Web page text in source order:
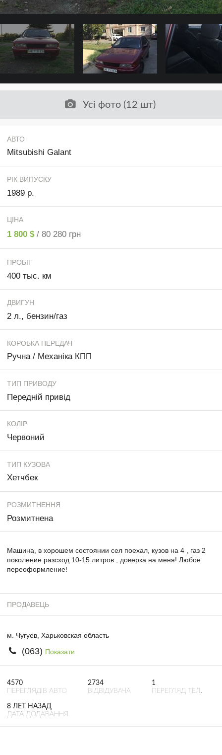
Усі фото (12 шт)
АВТО
Mitsubishi Galant
РІК ВИПУСКУ
1989 р.
ЦІНА
1 800 $ / 80 280 грн
ПРОБІГ
400 тыс. км
ДВИГУН
2 л., бензин/газ
КОРОБКА ПЕРЕДАЧ
Ручна / Механіка КПП
ТИП ПРИВОДУ
Передній привід
КОЛІР
Червоний
ТИП КУЗОВА
Хетчбек
РОЗМИТНЕННЯ
Розмитнена
Машина, в хорошем состоянии сел поехал, кузов на 4 , газ 2
поколение разсход 10-15 литров , доверка на меня! Любое
переоформление!
ПРОДАВЕЦЬ
м. Чугуев, Харьковская область
(063) Показати
4570
ПЕРЕГЛЯДІВ АВТО
2734
ВІДВІДУВАЧА
1
ПЕРЕГЛЯД ТЕЛ.
8 ЛЕТ НАЗАД
ДАТА ДОДАВАННЯ